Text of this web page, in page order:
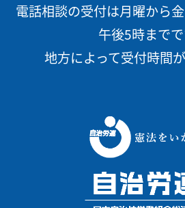
電話相談の受付は月曜から
午後5時までで
地方によって受付時間が